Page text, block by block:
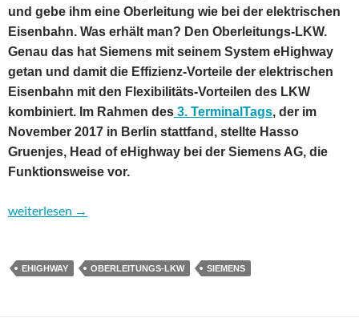
und gebe ihm eine Oberleitung wie bei der elektrischen
Eisenbahn. Was erhält man? Den Oberleitungs-LKW.
Genau das hat Siemens mit seinem System eHighway
getan und damit die Effizienz-Vorteile der elektrischen
Eisenbahn mit den Flexibilitäts-Vorteilen des LKW
kombiniert. Im Rahmen des 3. TerminalTags, der im
November 2017 in Berlin stattfand, stellte Hasso
Gruenjes, Head of eHighway bei der Siemens AG, die
Funktionsweise vor.
Oberleitungs-LKW – das Beste aus zwei Systemen
weiterlesen →
EHIGHWAY OBERLEITUNGS-LKW SIEMENS